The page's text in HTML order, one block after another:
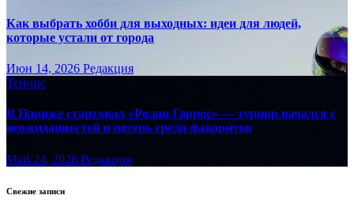
Как выбрать хобби для выходных: идеи для людей,
которые устали от города
Июн 14, 2026 Редакция
Теннис
В Париже стартовал «Ролан Гаррос» — турнир начался с
неожиданностей и потерь среди фаворитов
Май 24, 2026 Редакция
Свежие записи